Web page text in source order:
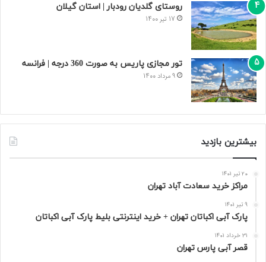
روستای گلدیان رودبار | استان گیلان
17 تیر 1400
تور مجازی پاریس به صورت 360 درجه | فرانسه
9 مرداد 1400
بیشترین بازدید
20 تیر 1401
مراکز خرید سعادت‌ آباد تهران
9 تیر 1401
پارک آبی اکباتان تهران + خرید اینترنتی بلیط پارک آبی اکباتان
31 خرداد 1401
قصر آبی پارس تهران